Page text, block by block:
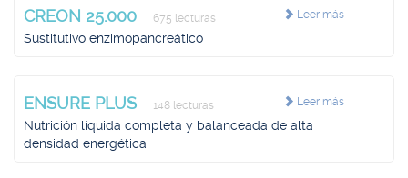
Leer más
CREON 25.000 675 lecturas
Sustitutivo enzimopancreático
Leer más
ENSURE PLUS 148 lecturas
Nutrición líquida completa y balanceada de alta
densidad energética